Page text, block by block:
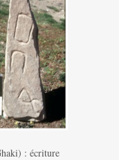
: écriture